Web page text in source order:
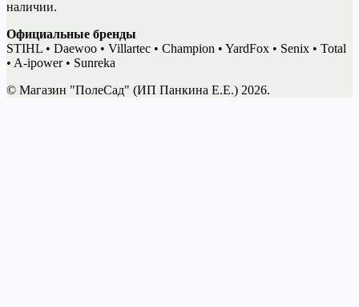
наличии.
Официальные бренды
STIHL • Daewoo • Villartec • Champion • YardFox • Senix • Total
• A-ipower • Sunreka
© Магазин "ПолеСад" (ИП Панкина Е.Е.) 2026.